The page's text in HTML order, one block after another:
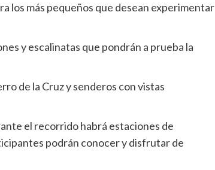
los más pequeños que desean experimentar
y escalinatas que pondrán a prueba la
de la Cruz y senderos con vistas
el recorrido habrá estaciones de
podrán conocer y disfrutar de